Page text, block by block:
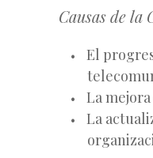
Causas de la
El
La
La